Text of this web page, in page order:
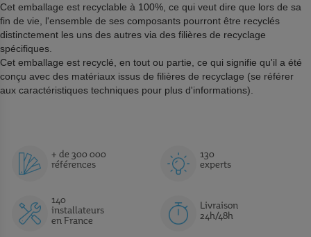
Cet emballage est recyclable à 100%, ce qui veut dire que lors de sa
fin de vie, l'ensemble de ses composants pourront être recyclés
distinctement les uns des autres via des filières de recyclage
spécifiques.
Cet emballage est recyclé, en tout ou partie, ce qui signifie qu'il a été
conçu avec des matériaux issus de filières de recyclage (se référer
aux caractéristiques techniques pour plus d'informations).
+ de 300 000
références
130
experts
140
installateurs
en France
Livraison
24h/48h